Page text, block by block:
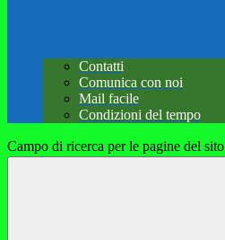
Contatti
Comunica con noi
Mail facile
Condizioni del tempo
Campo di ricerca per le pagine del sito